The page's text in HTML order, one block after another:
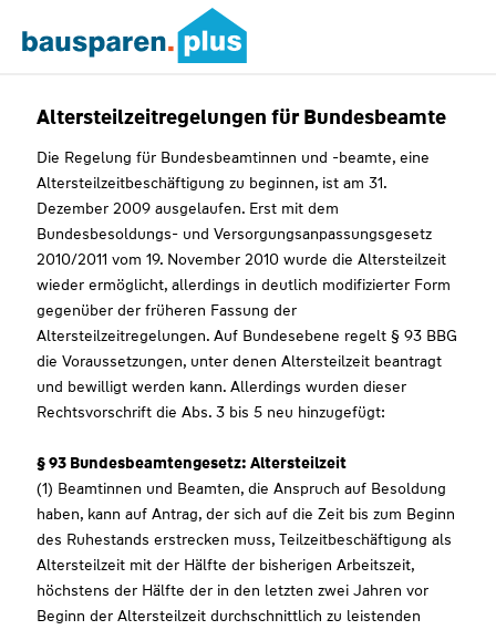
Altersteilzeitregelungen für Bundesbeamte
Die Regelung für Bundesbeamtinnen und -beamte, eine
Altersteilzeitbeschäftigung zu beginnen, ist am 31.
Dezember 2009 ausgelaufen. Erst mit dem
Bundesbesoldungs- und Versorgungsanpassungsgesetz
2010/2011 vom 19. November 2010 wurde die Altersteilzeit
wieder ermöglicht, allerdings in deutlich modifizierter Form
gegenüber der früheren Fassung der
Altersteilzeitregelungen. Auf Bundesebene regelt § 93 BBG
die Voraussetzungen, unter denen Altersteilzeit beantragt
und bewilligt werden kann. Allerdings wurden dieser
Rechtsvorschrift die Abs. 3 bis 5 neu hinzugefügt:
§ 93 Bundesbeamtengesetz: Altersteilzeit
(1) Beamtinnen und Beamten, die Anspruch auf Besoldung
haben, kann auf Antrag, der sich auf die Zeit bis zum Beginn
des Ruhestands erstrecken muss, Teilzeitbeschäftigung als
Altersteilzeit mit der Hälfte der bisherigen Arbeitszeit,
höchstens der Hälfte der in den letzten zwei Jahren vor
Beginn der Altersteilzeit durchschnittlich zu leistenden